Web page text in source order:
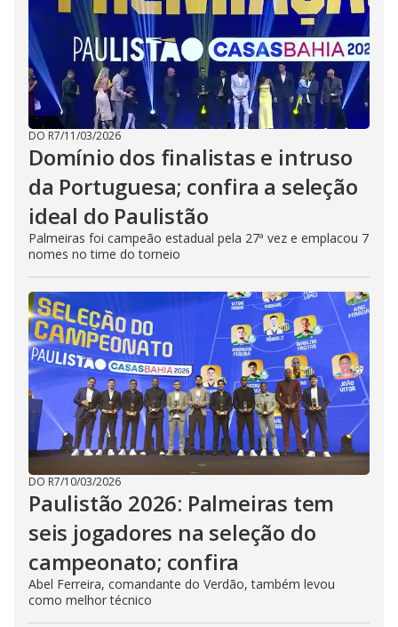
DO R7/11/03/2026
Domínio dos finalistas e intruso
da Portuguesa; confira a seleção
ideal do Paulistão
Palmeiras foi campeão estadual pela 27ª vez e emplacou 7
nomes no time do torneio
DO R7/10/03/2026
Paulistão 2026: Palmeiras tem
seis jogadores na seleção do
campeonato; confira
Abel Ferreira, comandante do Verdão, também levou
como melhor técnico